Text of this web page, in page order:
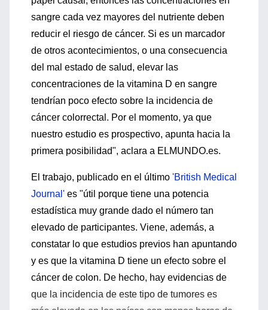
sangre cada vez mayores del nutriente deben
reducir el riesgo de cáncer. Si es un marcador
de otros acontecimientos, o una consecuencia
del mal estado de salud, elevar las
concentraciones de la vitamina D en sangre
tendrían poco efecto sobre la incidencia de
cáncer colorrectal. Por el momento, ya que
nuestro estudio es prospectivo, apunta hacia la
primera posibilidad", aclara a ELMUNDO.es.
El trabajo, publicado en el último 'British Medical
Journal' es "útil porque tiene una potencia
estadística muy grande dado el número tan
elevado de participantes. Viene, además, a
constatar lo que estudios previos han apuntando
y es que la vitamina D tiene un efecto sobre el
cáncer de colon. De hecho, hay evidencias de
que la incidencia de este tipo de tumores es